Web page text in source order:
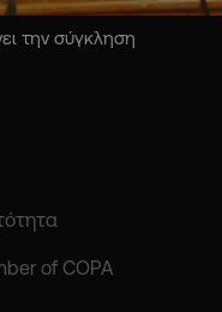
την σύγκληση
of COPA